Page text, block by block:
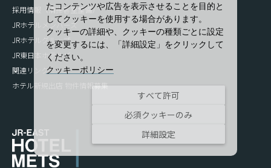
採用情報（清掃客室整備）
JRホテルメンバーズ
JRホテルグループ
JR東日本ホテルズ
関連リンク
ホテル新規出店 物件情報募集
たコンテンツや広告を表示させることを目的と
してクッキーを使用する場合があります。
クッキーの詳細や、クッキーの種類ごとに設定
を変更するには、「詳細設定」をクリックして
ください。
クッキーポリシー
すべて許可
必須クッキーのみ
詳細設定